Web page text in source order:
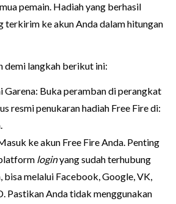
pemain. Hadiah yang berhasil
terkirim ke akun Anda dalam hitungan
demi langkah berikut ini:
Garena: Buka peramban di perangkat
resmi penukaran hadiah Free Fire di:
ke akun Free Fire Anda. Penting
loginyang sudah terhubung
bisa melalui Facebook, Google, VK,
Pastikan Anda tidak menggunakan